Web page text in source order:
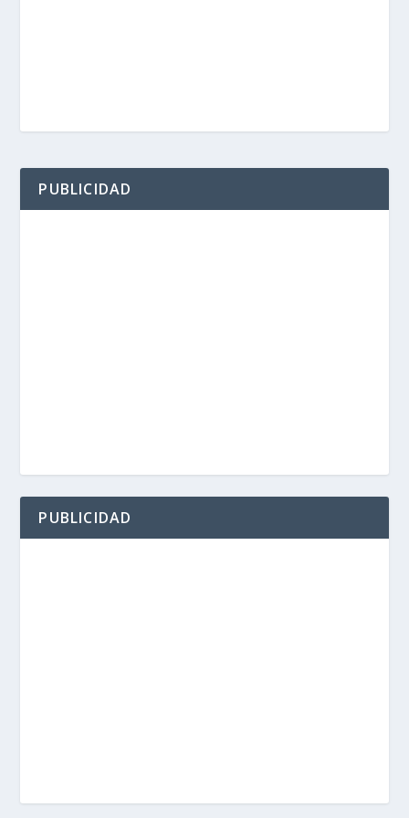
PUBLICIDAD
PUBLICIDAD